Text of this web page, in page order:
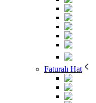
Faturalı Hat